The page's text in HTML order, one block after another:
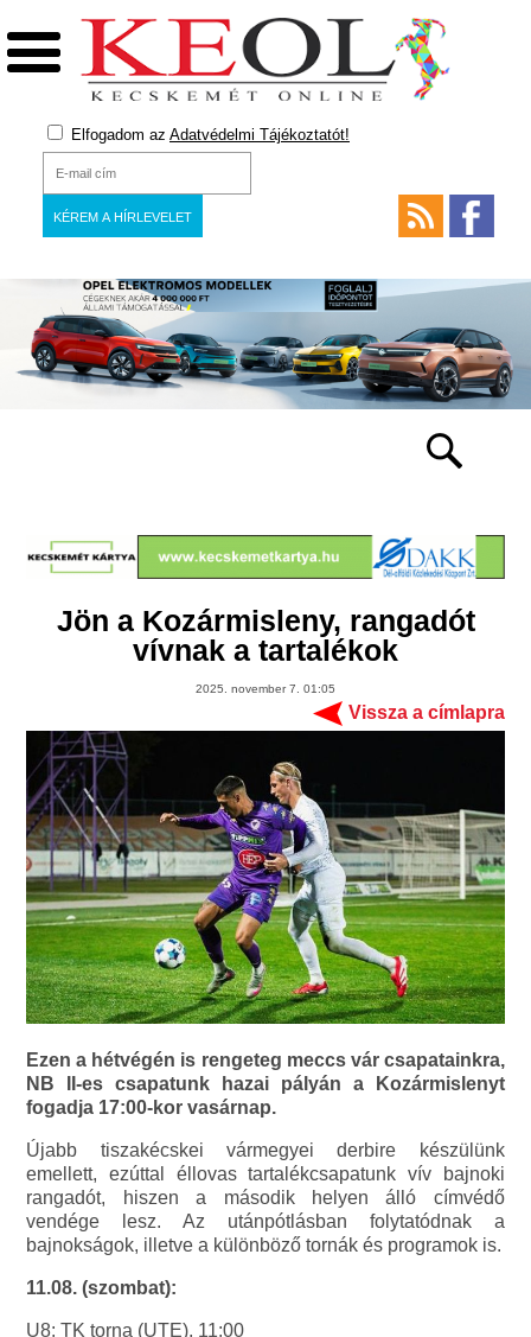
Elfogadom az Adatvédelmi Tájékoztatót!
Jön a Kozármisleny, rangadót
vívnak a tartalékok
2025. november 7. 01:05
Vissza a címlapra
Ezen a hétvégén is rengeteg meccs vár csapatainkra,
NB II-es csapatunk hazai pályán a Kozármislenyt
fogadja 17:00-kor vasárnap.
Újabb tiszakécskei vármegyei derbire készülünk
emellett, ezúttal éllovas tartalékcsapatunk vív bajnoki
rangadót, hiszen a második helyen álló címvédő
vendége lesz. Az utánpótlásban folytatódnak a
bajnokságok, illetve a különböző tornák és programok is.
11.08. (szombat):
U8: TK torna (UTE), 11:00